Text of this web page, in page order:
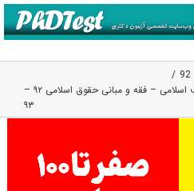
دانلود سوالات دکتری الهیات و معارف اسلامی – فقه و مبانی حقوق اسلامی ۹۲ –
۹۳